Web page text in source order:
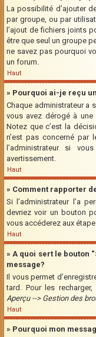
La possibilité d’ajouter
par groupe, ou par
l’ajout de fichiers joints
être que seul un groupe
ne savez pas pourquoi
un forum.
Haut
» Pourquoi ai-je reçu
Chaque administrateur a
vous avez dérogé à une
Notez que c’est la
n’est pas concerné par
l’administrateur si
avertissement.
Haut
» Comment rapporter
Si l’administrateur l’a
devriez voir un bouton
vous accéderez aux
Haut
» A quoi sert le bouton
message?
Il vous permet
tard. Pour les
Aperçu --> Gestion des
Haut
» Pourquoi mon